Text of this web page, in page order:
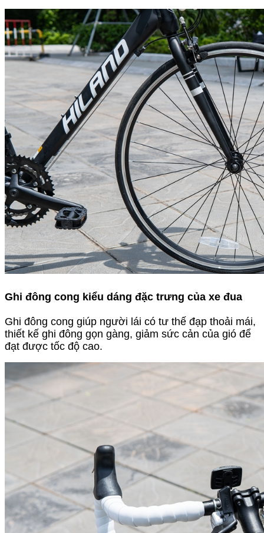
Ghi đông cong kiểu dáng đặc trưng của xe đua
Ghi đông cong giúp người lái có tư thế đạp thoải mái,
thiết kế ghi đông gọn gàng, giảm sức cản của gió để
đạt được tốc độ cao.